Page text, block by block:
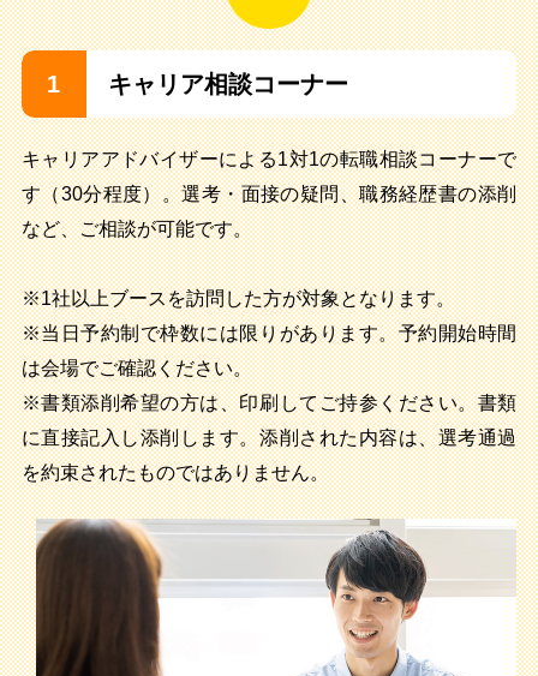
1 キャリア相談コーナー
キャリアアドバイザーによる1対1の転職相談コーナーで
す（30分程度）。選考・面接の疑問、職務経歴書の添削
など、ご相談が可能です。
※1社以上ブースを訪問した方が対象となります。
※当日予約制で枠数には限りがあります。予約開始時間
は会場でご確認ください。
※書類添削希望の方は、印刷してご持参ください。書類
に直接記入し添削します。添削された内容は、選考通過
を約束されたものではありません。